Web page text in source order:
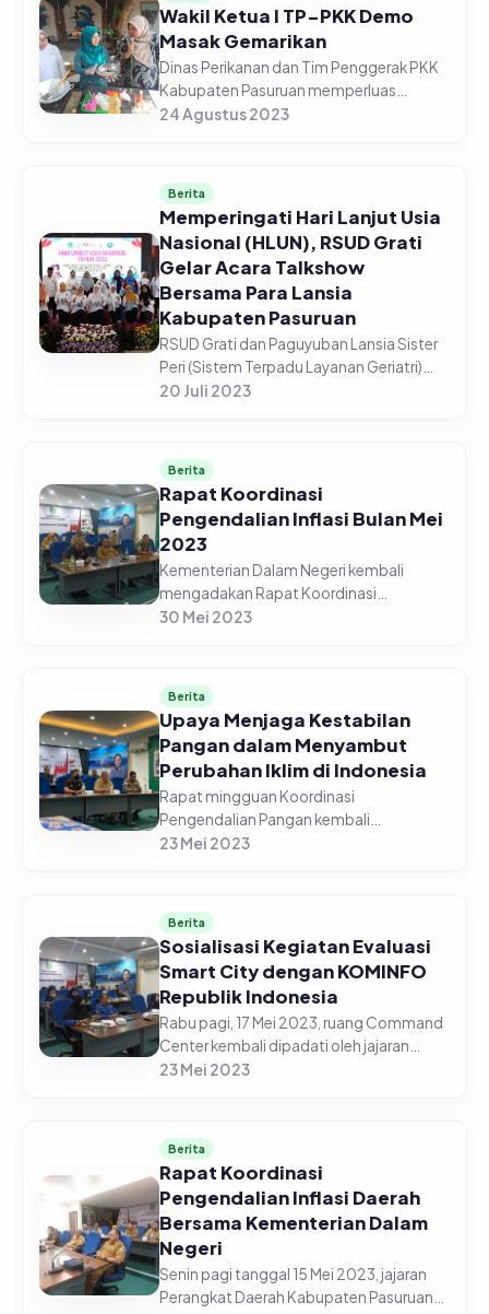
Wakil Ketua I TP-PKK Demo
Masak Gemarikan
Dinas Perikanan dan Tim Penggerak PKK
Kabupaten Pasuruan memperluas
kampanye Gemarikan (Gerakan
Pasuruan pad...
24 Agustus 2023
Berita
Memperingati Hari Lanjut Usia
Nasional (HLUN), RSUD Grati
Gelar Acara Talkshow
Bersama Para Lansia
Kabupaten Pasuruan
RSUD Grati dan Paguyuban Lansia Sister
Peri (Sistem Terpadu Layanan Geriatri)
Bersama Tim Penggerak PKK Kabupaten
20 Juli 2023
Berita
Rapat Koordinasi
Pengendalian Inflasi Bulan Mei
2023
Kementerian Dalam Negeri kembali
mengadakan Rapat Koordinasi
Pengendalian Pangan pada Senin pagi,
sekaligus memimp...
30 Mei 2023
Berita
Upaya Menjaga Kestabilan
Pangan dalam Menyambut
Perubahan Iklim di Indonesia
Rapat mingguan Koordinasi
Pengendalian Pangan kembali
diselenggarakan secara daring di gedung
Kabupaten Pasur...
23 Mei 2023
Berita
Sosialisasi Kegiatan Evaluasi
Smart City dengan KOMINFO
Republik Indonesia
Rabu pagi, 17 Mei 2023, ruang Command
Center kembali dipadati oleh jajaran
perangkat Daerah Kabupaten Pasuruan.
23 Mei 2023
Berita
Rapat Koordinasi
Pengendalian Inflasi Daerah
Bersama Kementerian Dalam
Negeri
Senin pagi tanggal 15 Mei 2023, jajaran
Perangkat Daerah Kabupaten Pasuruan